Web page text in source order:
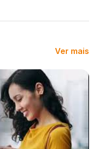
Ver mais